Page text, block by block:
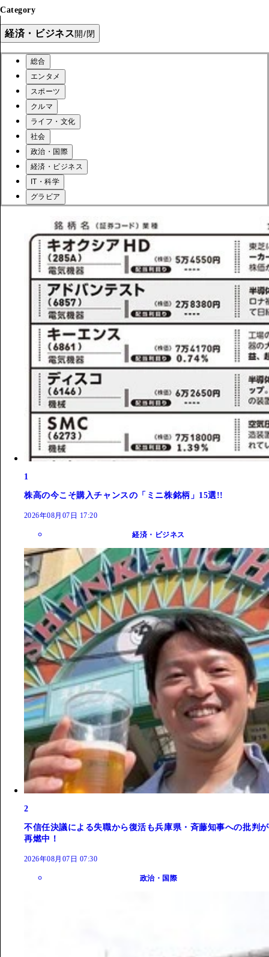
Category
経済・ビジネス開/閉
総合
エンタメ
スポーツ
クルマ
ライフ・文化
社会
政治・国際
経済・ビジネス
IT・科学
グラビア
1
株高の今こそ購入チャンスの「ミニ株銘柄」15選!!
2026年08月07日 17:20
経済・ビジネス
2
不信任決議による失職から復活も兵庫県・斉藤知事への批判が
再燃中！
2026年08月07日 07:30
政治・国際